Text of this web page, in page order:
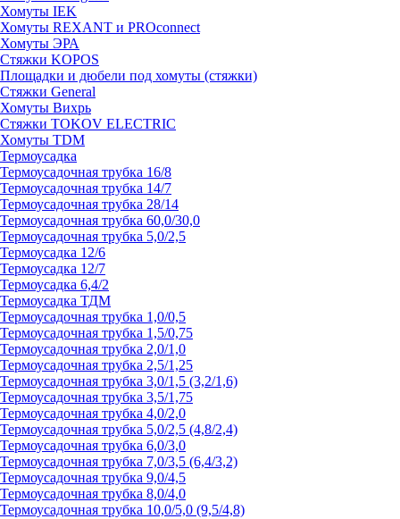
Хомуты IEK
Хомуты REXANT и PROconnect
Хомуты ЭРА
Стяжки KOPOS
Площадки и дюбели под хомуты (стяжки)
Стяжки General
Хомуты Вихрь
Стяжки TOKOV ELECTRIC
Хомуты TDM
Термоусадка
Термоусадочная трубка 16/8
Термоусадочная трубка 14/7
Термоусадочная трубка 28/14
Термоусадочная трубка 60,0/30,0
Термоусадочная трубка 5,0/2,5
Термоусадка 12/6
Термоусадка 12/7
Термоусадка 6,4/2
Термоусадка ТДМ
Термоусадочная трубка 1,0/0,5
Термоусадочная трубка 1,5/0,75
Термоусадочная трубка 2,0/1,0
Термоусадочная трубка 2,5/1,25
Термоусадочная трубка 3,0/1,5 (3,2/1,6)
Термоусадочная трубка 3,5/1,75
Термоусадочная трубка 4,0/2,0
Термоусадочная трубка 5,0/2,5 (4,8/2,4)
Термоусадочная трубка 6,0/3,0
Термоусадочная трубка 7,0/3,5 (6,4/3,2)
Термоусадочная трубка 9,0/4,5
Термоусадочная трубка 8,0/4,0
Термоусадочная трубка 10,0/5,0 (9,5/4,8)